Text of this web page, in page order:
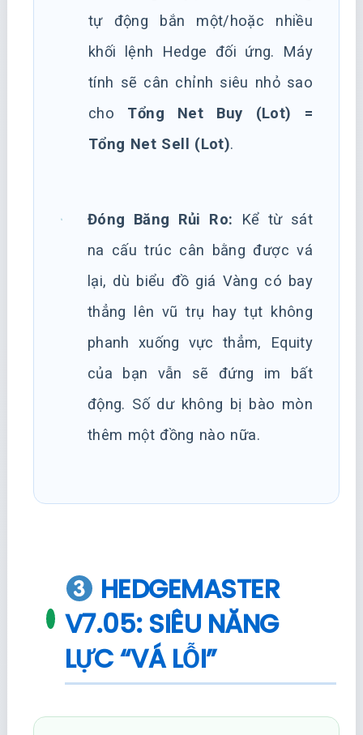
tự động bắn một/hoặc nhiều
khối lệnh Hedge đối ứng. Máy
tính sẽ cân chỉnh siêu nhỏ sao
cho Tổng Net Buy (Lot) =
Tổng Net Sell (Lot).
Đóng Băng Rủi Ro: Kể từ sát
na cấu trúc cân bằng được vá
lại, dù biểu đồ giá Vàng có bay
thẳng lên vũ trụ hay tụt không
phanh xuống vực thẳm, Equity
của bạn vẫn sẽ đứng im bất
động. Số dư không bị bào mòn
thêm một đồng nào nữa.
HEDGEMASTER
V7.05: SIÊU NĂNG
LỰC “VÁ LỖI”